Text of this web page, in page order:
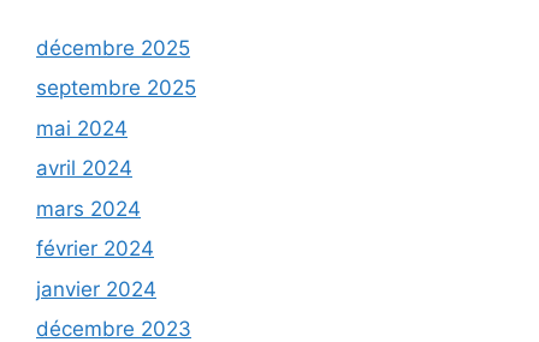
décembre 2025
septembre 2025
mai 2024
avril 2024
mars 2024
février 2024
janvier 2024
décembre 2023